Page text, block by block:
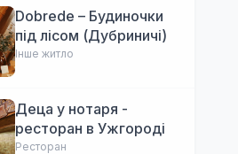
Dobrede – Будиночки
під лісом (Дубриничі)
Інше житло
Деца у нотаря -
ресторан в Ужгороді
Ресторан